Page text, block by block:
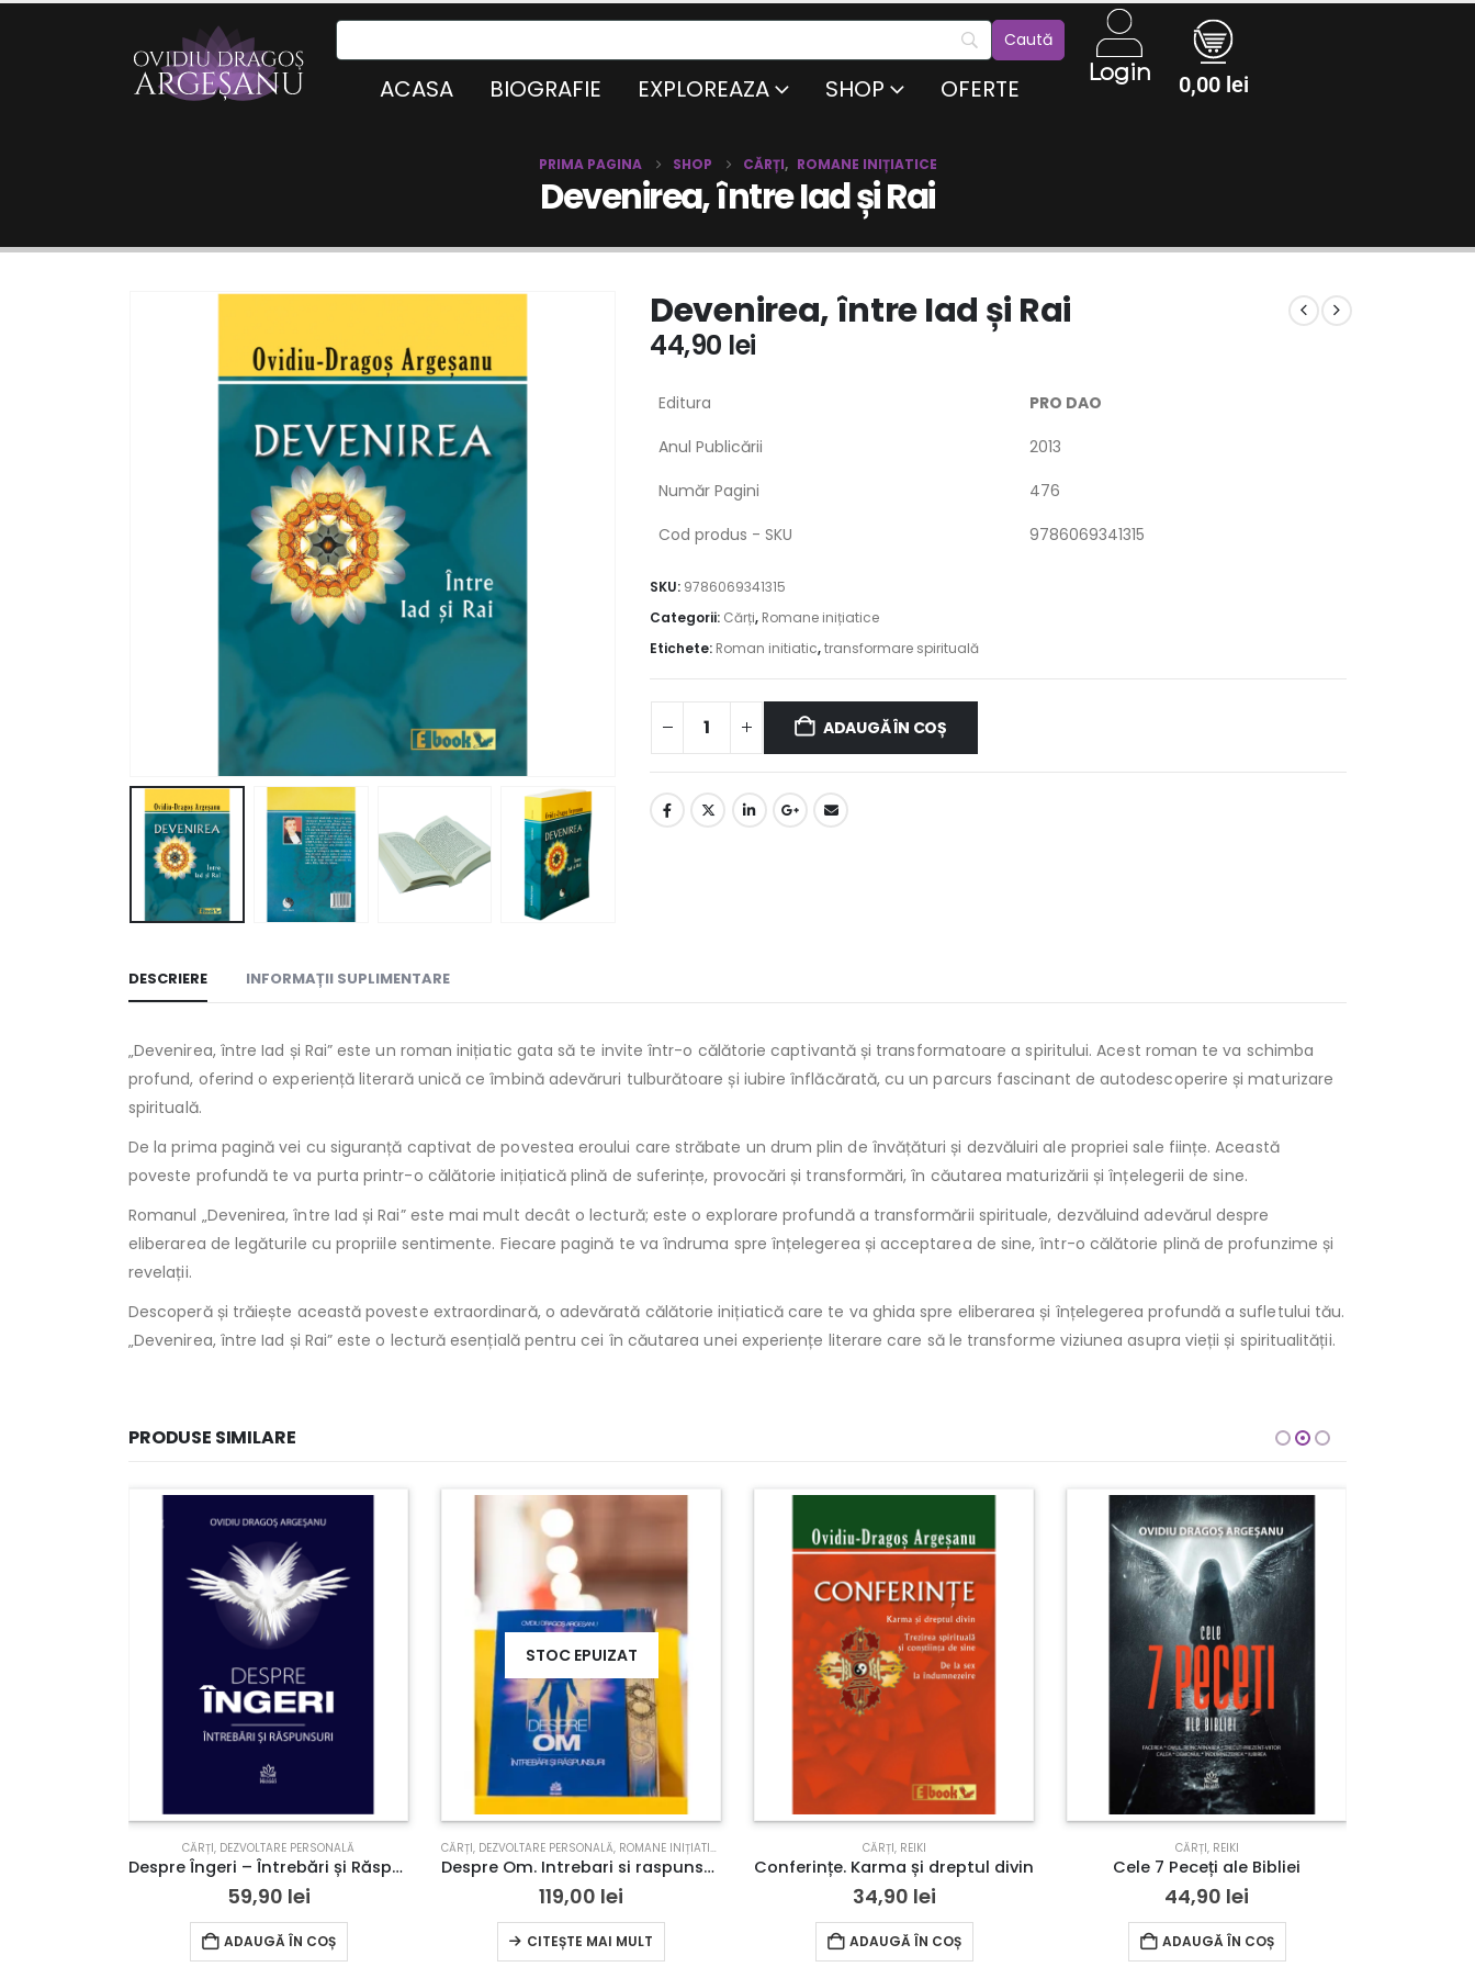
ACASA BIOGRAFIE EXPLOREAZA SHOP OFERTE
Login 0,00 lei
PRIMA PAGINA SHOP CĂRȚI, ROMANE INIȚIATICE
Devenirea, între Iad și Rai
Devenirea, între Iad și Rai
44,90 lei
Editura
PRO DAO
Anul Publicării
2013
Număr Pagini
476
Cod produs - SKU
9786069341315
SKU: 9786069341315
Categorii: Cărți, Romane inițiatice
Etichete: Roman initiatic,transformare spirituală
ADAUGĂ ÎN COȘ
DESCRIERE INFORMAȚII SUPLIMENTARE
„Devenirea, între Iad și Rai” este un roman inițiatic gata să te invite într-o călătorie captivantă și transformatoare a spiritului. Acest roman te va schimba
profund, oferind o experiență literară unică ce îmbină adevăruri tulburătoare și iubire înflăcărată, cu un parcurs fascinant de autodescoperire și maturizare
spirituală.
De la prima pagină vei cu siguranță captivat de povestea eroului care străbate un drum plin de învățături și dezvăluiri ale propriei sale ființe. Această
poveste profundă te va purta printr-o călătorie inițiatică plină de suferințe, provocări și transformări, în căutarea maturizării și înțelegerii de sine.
Romanul „Devenirea, între Iad și Rai” este mai mult decât o lectură; este o explorare profundă a transformării spirituale, dezvăluind adevărul despre
eliberarea de legăturile cu propriile sentimente. Fiecare pagină te va îndruma spre înțelegerea și acceptarea de sine, într-o călătorie plină de profunzime și
revelații.
Descoperă și trăiește această poveste extraordinară, o adevărată călătorie inițiatică care te va ghida spre eliberarea și înțelegerea profundă a sufletului tău.
„Devenirea, între Iad și Rai” este o lectură esențială pentru cei în căutarea unei experiențe literare care să le transforme viziunea asupra vieții și spiritualității.
PRODUSE SIMILARE
CĂRȚI, DEZVOLTARE PERSONALĂ
Despre Îngeri – Întrebări și Răspunsuri
59,90 lei
ADAUGĂ ÎN COȘ
STOC EPUIZAT
CĂRȚI, DEZVOLTARE PERSONALĂ, ROMANE INIȚIATICE TERAPII COMPLEMENTARE
Despre Om. Intrebari si raspunsuri – Editie limitata cu margini printate
119,00 lei
CITEȘTE MAI MULT
CĂRȚI, REIKI
Conferințe. Karma și dreptul divin
34,90 lei
ADAUGĂ ÎN COȘ
CĂRȚI, REIKI
Cele 7 Peceți ale Bibliei
44,90 lei
ADAUGĂ ÎN COȘ